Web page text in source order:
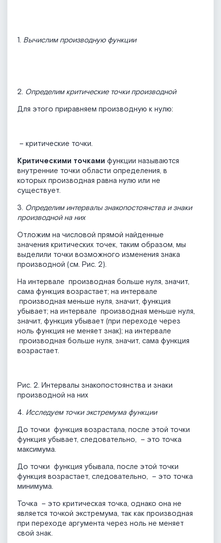
1. Вычислим производную функции
2. Определим критические точки производной
Для этого приравняем производную к нулю:
– критические точки.
Критическими точками функции называются
внутренние точки области определения, в
которых производная равна нулю или не
существует.
3. Определим интервалы знакопостоянства и знаки
производной на них
Отложим на числовой прямой найденные
значения критических точек, таким образом, мы
выделили точки возможного изменения знака
производной (см. Рис. 2).
На интервале производная больше нуля, значит,
сама функция возрастает; на интервале
производная меньше нуля, значит, функция
убывает; на интервале производная меньше нуля,
значит, функция убывает (при переходе через
ноль функция не меняет знак); на интервале
производная больше нуля, значит, сама функция
возрастает.
Рис. 2. Интервалы знакопостоянства и знаки
производной на них
4. Исследуем точки экстремума функции
До точки функция возрастала, после этой точки
функция убывает, следовательно, – это точка
максимума.
До точки функция убывала, после этой точки
функция возрастает, следовательно, – это точка
минимума.
Точка – это критическая точка, однако она не
является точкой экстремума, так как производная
при переходе аргумента через ноль не меняет
свой знак.